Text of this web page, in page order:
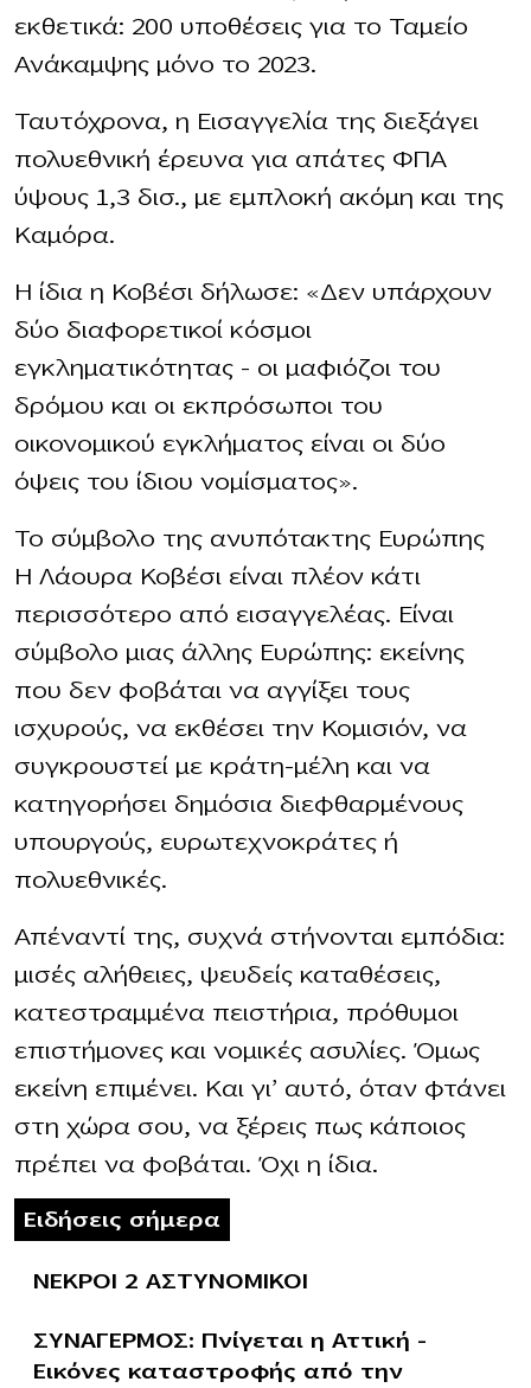
εκθετικά: 200 υποθέσεις για το Ταμείο
Ανάκαμψης μόνο το 2023.
Ταυτόχρονα, η Εισαγγελία της διεξάγει
πολυεθνική έρευνα για απάτες ΦΠΑ
ύψους 1,3 δισ., με εμπλοκή ακόμη και της
Καμόρα.
Η ίδια η Κοβέσι δήλωσε: «Δεν υπάρχουν
δύο διαφορετικοί κόσμοι
εγκληματικότητας – οι μαφιόζοι του
δρόμου και οι εκπρόσωποι του
οικονομικού εγκλήματος είναι οι δύο
όψεις του ίδιου νομίσματος».
Το σύμβολο της ανυπότακτης Ευρώπης
Η Λάουρα Κοβέσι είναι πλέον κάτι
περισσότερο από εισαγγελέας. Είναι
σύμβολο μιας άλλης Ευρώπης: εκείνης
που δεν φοβάται να αγγίξει τους
ισχυρούς, να εκθέσει την Κομισιόν, να
συγκρουστεί με κράτη-μέλη και να
κατηγορήσει δημόσια διεφθαρμένους
υπουργούς, ευρωτεχνοκράτες ή
πολυεθνικές.
Απέναντί της, συχνά στήνονται εμπόδια:
μισές αλήθειες, ψευδείς καταθέσεις,
κατεστραμμένα πειστήρια, πρόθυμοι
επιστήμονες και νομικές ασυλίες. Όμως
εκείνη επιμένει. Και γι’ αυτό, όταν φτάνει
στη χώρα σου, να ξέρεις πως κάποιος
πρέπει να φοβάται. Όχι η ίδια.
Ειδήσεις σήμερα
ΝΕΚΡΟΙ 2 ΑΣΤΥΝΟΜΙΚΟΙ
ΣΥΝΑΓΕΡΜΟΣ: Πνίγεται η Αττική –
Εικόνες καταστροφής από την